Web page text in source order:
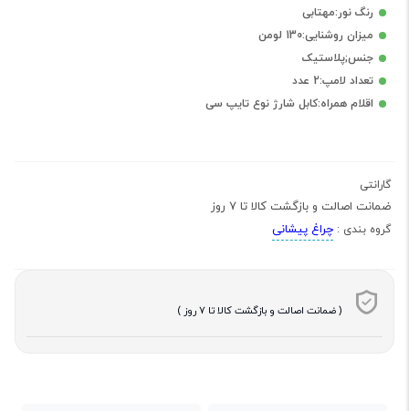
رنگ نور:مهتابی
میزان روشنایی:130 لومن
جنس;پلاستیک
تعداد لامپ:2 عدد
اقلام همراه:کابل شارژ نوع تایپ سی
گارانتی
ضمانت اصالت و بازگشت کالا تا 7 روز
گروه بندی : چراغ پیشانی
( ضمانت اصالت و بازگشت کالا تا 7 روز )